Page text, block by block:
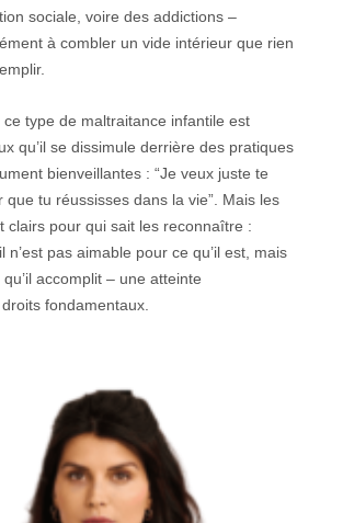
sociale, voire des addictions –
à combler un vide intérieur que rien
type de maltraitance infantile est
qu’il se dissimule derrière des pratiques
bienveillantes : “Je veux juste te
que tu réussisses dans la vie”. Mais les
clairs pour qui sait les reconnaître :
n’est pas aimable pour ce qu’il est, mais
accomplit – une atteinte
fondamentaux.